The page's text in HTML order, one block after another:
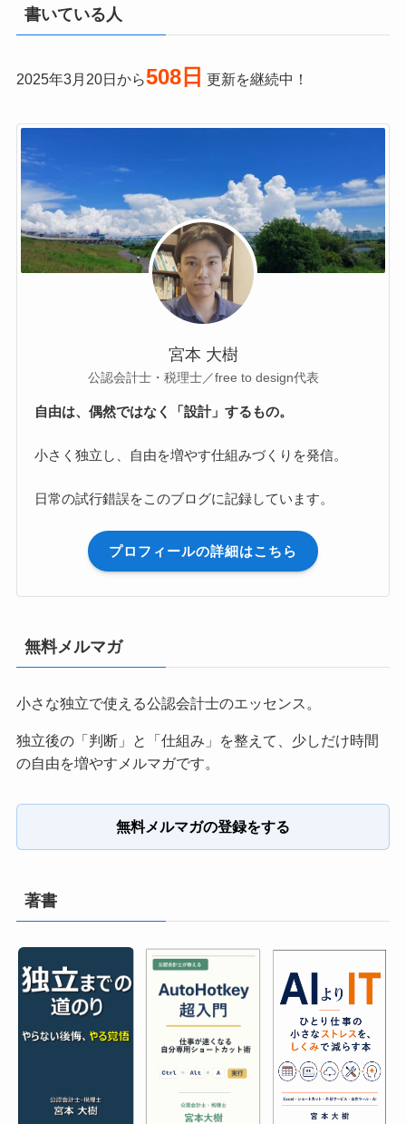
書いている人
2025年3月20日から508日 更新を継続中！
宮本 大樹
公認会計士・税理士／free to design代表
自由は、偶然ではなく「設計」するもの。
小さく独立し、自由を増やす仕組みづくりを発信。
日常の試行錯誤をこのブログに記録しています。
プロフィールの詳細はこちら
無料メルマガ
小さな独立で使える公認会計士のエッセンス。
独立後の「判断」と「仕組み」を整えて、少しだけ時間
の自由を増やすメルマガです。
無料メルマガの登録をする
著書